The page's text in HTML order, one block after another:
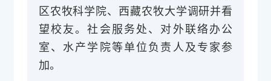
区农牧科学院、西藏农牧大学调研并看
望校友。社会服务处、对外联络办公
室、水产学院等单位负责人及专家参
加。